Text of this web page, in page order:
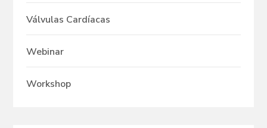
Válvulas Cardíacas
Webinar
Workshop